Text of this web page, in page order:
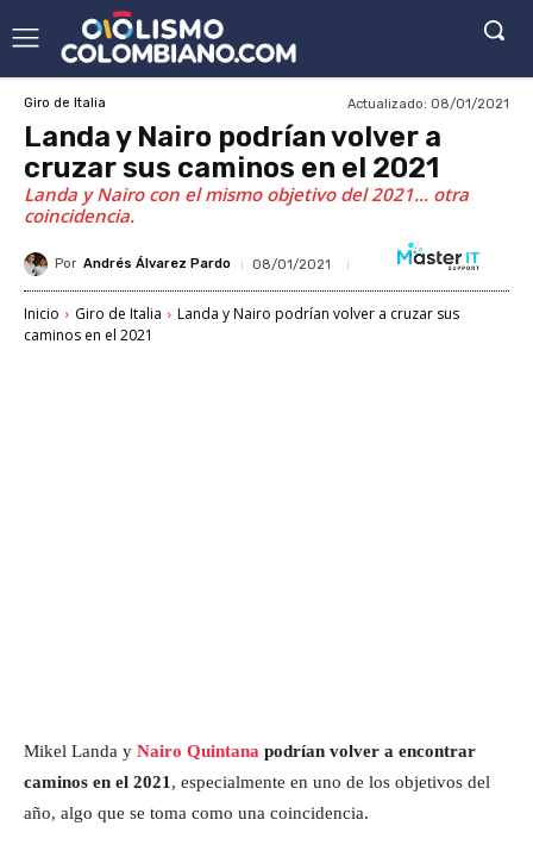
Giro de Italia Actualizado: 08/01/2021
Landa y Nairo podrían volver a
cruzar sus caminos en el 2021
Landa y Nairo con el mismo objetivo del 2021... otra
coincidencia.
Por Andrés Álvarez Pardo 08/01/2021
Inicio Giro de Italia
Landa y Nairo podrían volver a cruzar sus
caminos en el 2021
Mikel Landa y Nairo Quintana podrían volver a encontrar
caminos en el 2021 , especialmente en uno de los objetivos del
año, algo que se toma como una coincidencia.